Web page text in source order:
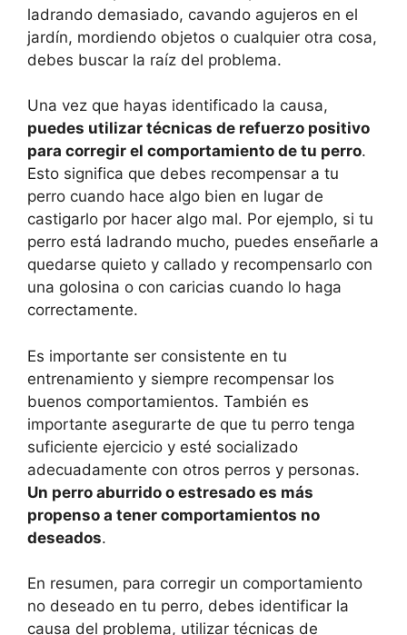
ladrando demasiado, cavando agujeros en el
jardín, mordiendo objetos o cualquier otra cosa,
debes buscar la raíz del problema.
Una vez que hayas identificado la causa,
puedes utilizar técnicas de refuerzo positivo
para corregir el comportamiento de tu perro.
Esto significa que debes recompensar a tu
perro cuando hace algo bien en lugar de
castigarlo por hacer algo mal. Por ejemplo, si tu
perro está ladrando mucho, puedes enseñarle a
quedarse quieto y callado y recompensarlo con
una golosina o con caricias cuando lo haga
correctamente.
Es importante ser consistente en tu
entrenamiento y siempre recompensar los
buenos comportamientos. También es
importante asegurarte de que tu perro tenga
suficiente ejercicio y esté socializado
adecuadamente con otros perros y personas.
Un perro aburrido o estresado es más
propenso a tener comportamientos no
deseados.
En resumen, para corregir un comportamiento
no deseado en tu perro, debes identificar la
causa del problema, utilizar técnicas de